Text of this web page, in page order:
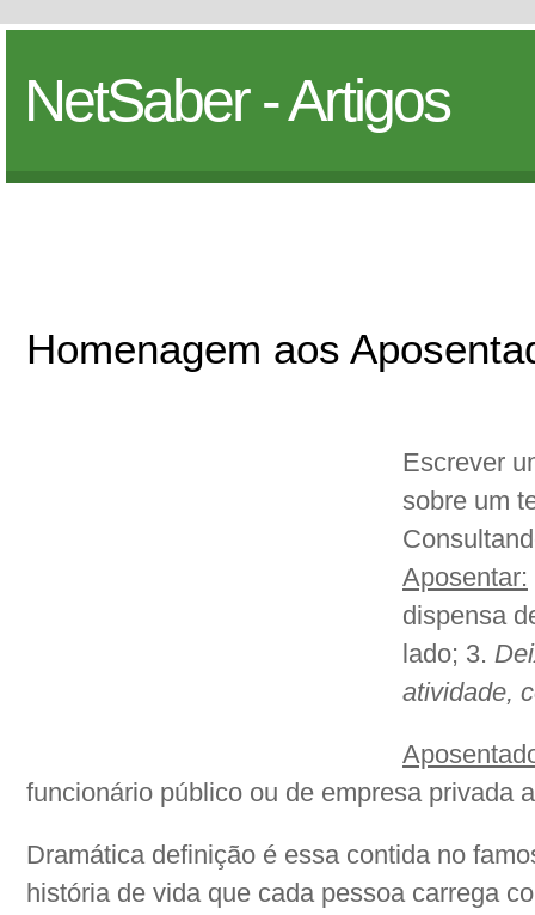
NetSaber - Artigos
Homenagem aos
Escrever
sobre um
Aposentar:
dispensa
lado; 3.
atividade,
funcionário público ou de empresa privada
Dramática definição é essa contida no
história de vida que cada pessoa carrega